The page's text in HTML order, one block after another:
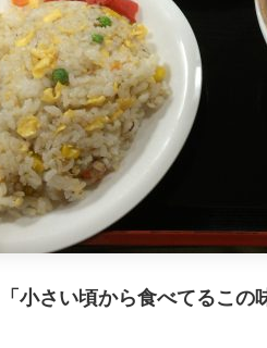
「小さい頃から食べてるこの